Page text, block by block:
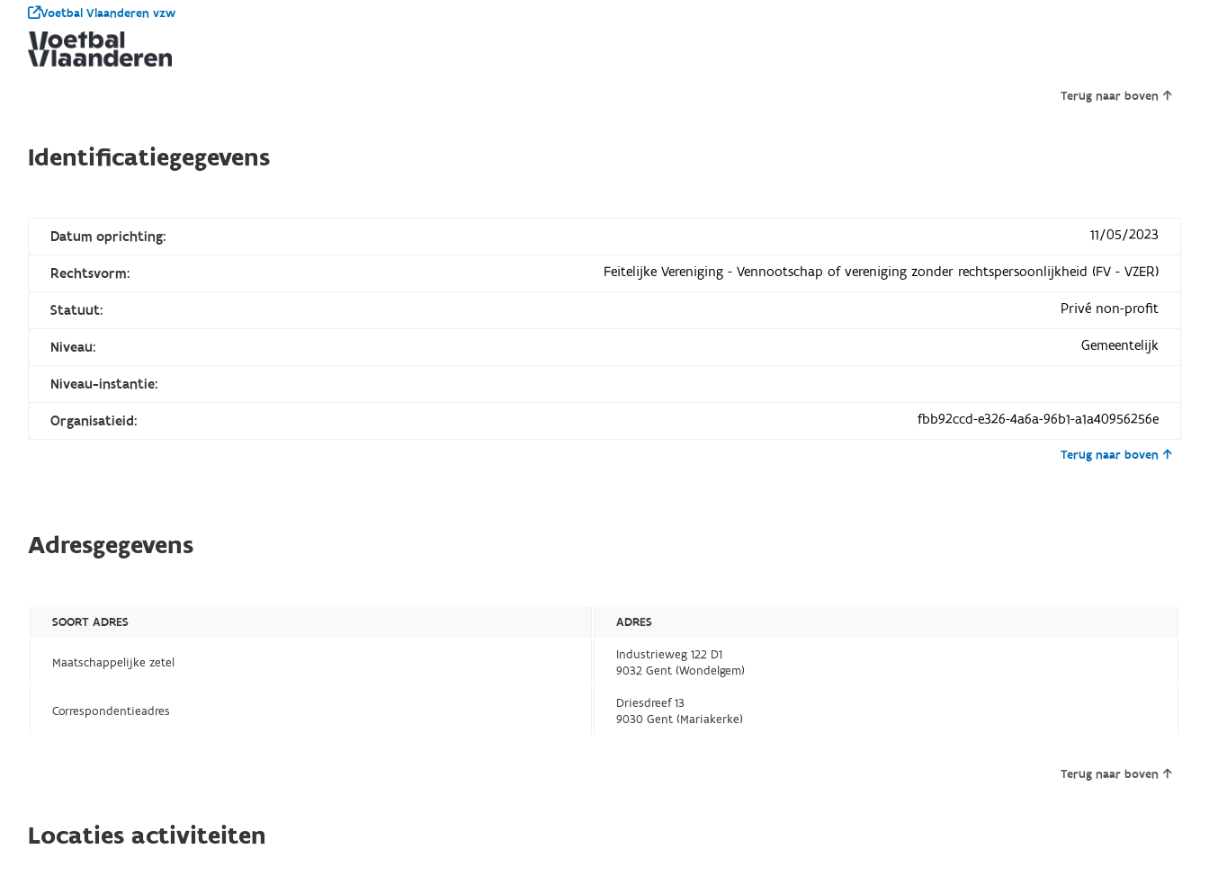
Voetbal Vlaanderen vzw
Terug naar boven
Identificatiegegevens
Datum oprichting: 11/05/2023
Rechtsvorm: Feitelijke Vereniging - Vennootschap of vereniging zonder rechtspersoonlijkheid (FV - VZER)
Statuut: Privé non-profit
Niveau: Gemeentelijk
Niveau-instantie:
Organisatieid: fbb92ccd-e326-4a6a-96b1-a1a40956256e
Terug naar boven
Adresgegevens
SOORT ADRES ADRES
Maatschappelijke zetel
Industrieweg 122 D1
9032 Gent (Wondelgem)
Correspondentieadres
Driesdreef 13
9030 Gent (Mariakerke)
Terug naar boven
Locaties activiteiten